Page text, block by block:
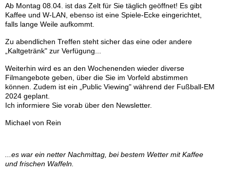
Ab Montag 08.04. ist das Zelt für Sie täglich geöffnet! Es gibt
Kaffee und W-LAN, ebenso ist eine Spiele-Ecke eingerichtet,
falls lange Weile aufkommt.
Zu abendlichen Treffen steht sicher das eine oder andere
„Kaltgetränk" zur Verfügung...
Weiterhin wird es an den Wochenenden wieder diverse
Filmangebote geben, über die Sie im Vorfeld abstimmen
können. Zudem ist ein „Public Viewing" während der Fußball-EM
2024 geplant.
Ich informiere Sie vorab über den Newsletter.
Michael von Rein
...es war ein netter Nachmittag, bei bestem Wetter mit Kaffee
und frischen Waffeln.